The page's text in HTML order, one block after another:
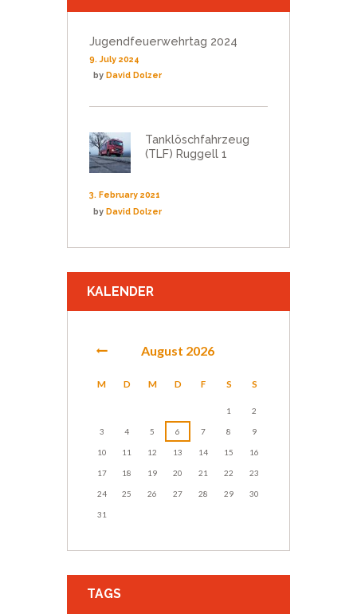
Jugendfeuerwehrtag 2024
9. July 2024
byDavid Dolzer
Tanklöschfahrzeug
(TLF) Ruggell 1
3. February 2021
byDavid Dolzer
KALENDER
August 2026
M D M D F S S
1 2
3 4 5 6 7 8 9
10 11 12 13 14 15 16
17 18 19 20 21 22 23
24 25 26 27 28 29 30
31
TAGS